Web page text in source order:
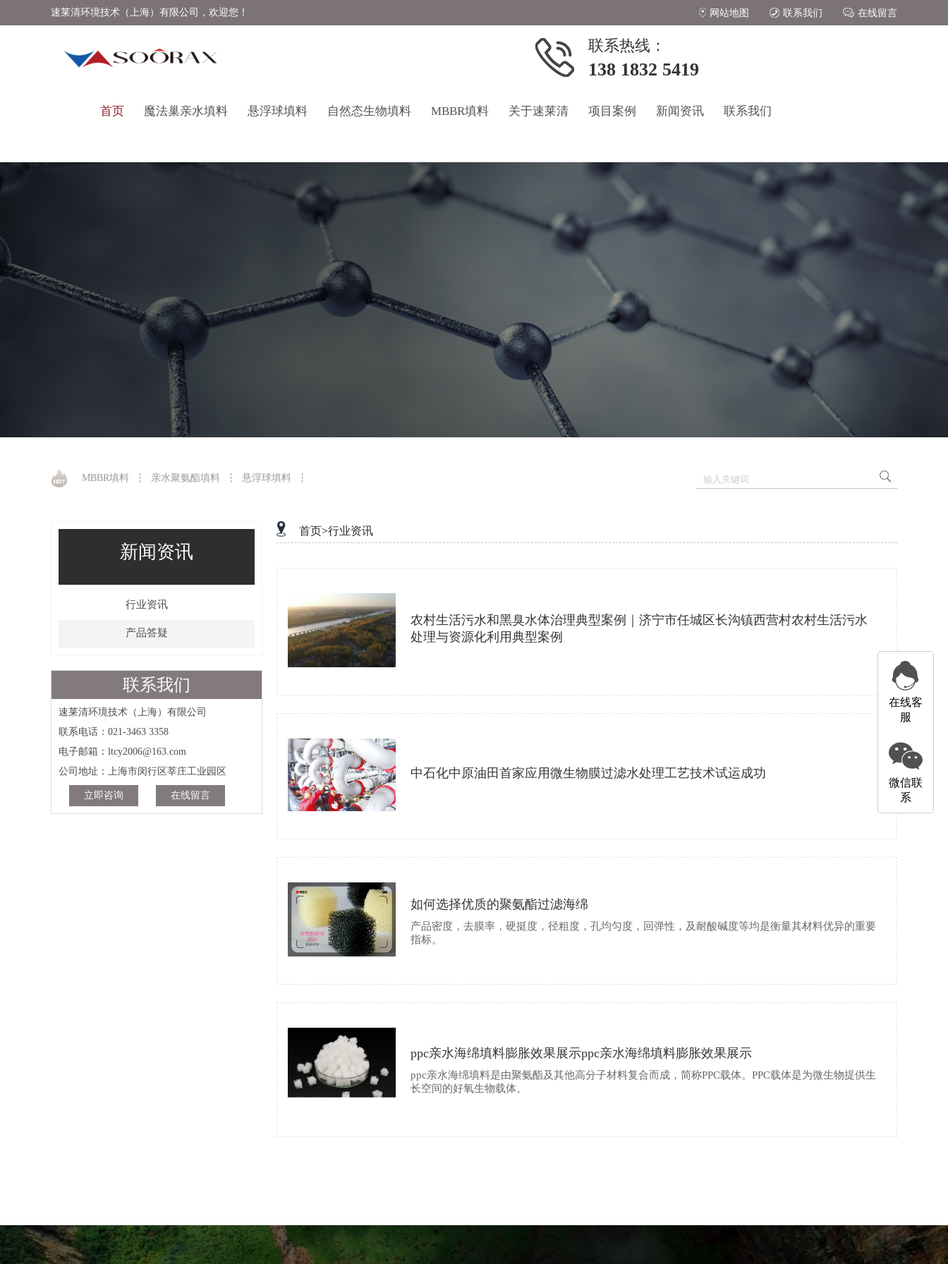
速莱清环境技术（上海）有限公司，欢迎您！ 网站地图 联系我们 在线留言
联系热线：
138 1832 5419
首页 魔法巢亲水填料 悬浮球填料 自然态生物填料 MBBR填料 关于速莱清 项目案例 新闻资讯 联系我们
MBBR填料 亲水聚氨酯填料 悬浮球填料
新闻资讯
行业资讯
产品答疑
联系我们
速莱清环境技术（上海）有限公司
联系电话：021-3463 3358
电子邮箱：ltcy2006@163.com
公司地址：上海市闵行区莘庄工业园区
立即咨询 在线留言
首页>行业资讯
农村生活污水和黑臭水体治理典型案例｜济宁市任城区长沟镇西营村农村生活污水
处理与资源化利用典型案例
中石化中原油田首家应用微生物膜过滤水处理工艺技术试运成功
如何选择优质的聚氨酯过滤海绵
产品密度，去膜率，硬挺度，径粗度，孔均匀度，回弹性，及耐酸碱度等均是衡量其材料优异的重要
指标。
ppc亲水海绵填料膨胀效果展示ppc亲水海绵填料膨胀效果展示
ppc亲水海绵填料是由聚氨酯及其他高分子材料复合而成，简称PPC载体。PPC载体是为微生物提供生
长空间的好氧生物载体。
在线客
服
微信联
系